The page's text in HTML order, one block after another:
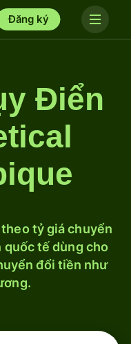
Đăng ký
Điển
theo tỷ giá chuyển
tế dùng cho
đổi tiền như